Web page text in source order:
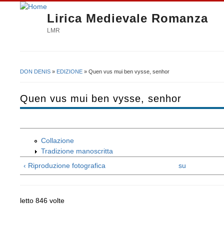
Lirica Medievale Romanza
LMR
DON DENIS » EDIZIONE » Quen vus mui ben vysse, senhor
Quen vus mui ben vysse, senhor
Collazione
Tradizione manoscritta
‹ Riproduzione fotografica
su
letto 846 volte